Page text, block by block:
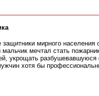
мирного населения
мальчик мечтал стать
укрощать
хотя бы